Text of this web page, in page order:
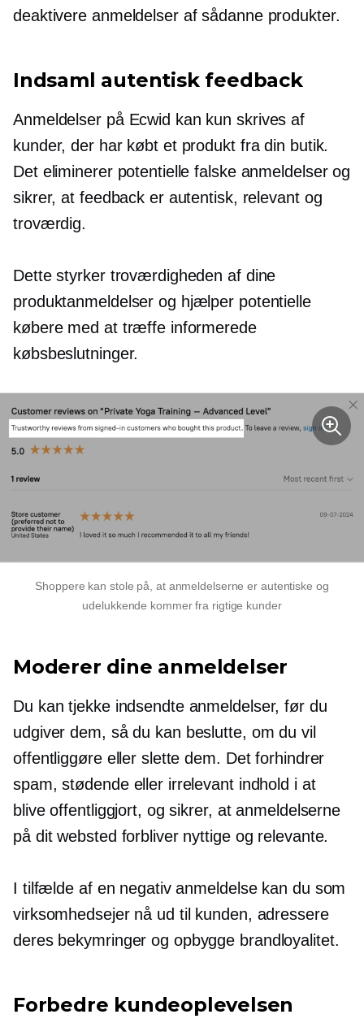
deaktivere anmeldelser af sådanne produkter.
Indsaml autentisk feedback
Anmeldelser på Ecwid kan kun skrives af
kunder, der har købt et produkt fra din butik.
Det eliminerer potentielle falske anmeldelser og
sikrer, at feedback er autentisk, relevant og
troværdig.
Dette styrker troværdigheden af ​​dine
produktanmeldelser og hjælper potentielle
købere med at træffe informerede
købsbeslutninger.
Shoppere kan stole på, at anmeldelserne er autentiske og
udelukkende kommer fra rigtige kunder
Moderer dine anmeldelser
Du kan tjekke indsendte anmeldelser, før du
udgiver dem, så du kan beslutte, om du vil
offentliggøre eller slette dem. Det forhindrer
spam, stødende eller irrelevant indhold i at
blive offentliggjort, og sikrer, at anmeldelserne
på dit websted forbliver nyttige og relevante.
I tilfælde af en negativ anmeldelse kan du som
virksomhedsejer nå ud til kunden, adressere
deres bekymringer og opbygge brandloyalitet.
Forbedre kundeoplevelsen